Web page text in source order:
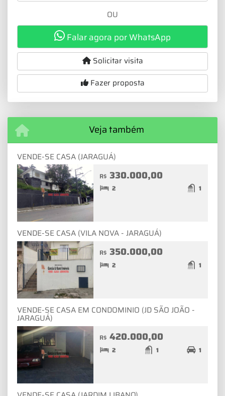
OU
Falar agora por WhatsApp
Solicitar visita
Fazer proposta
Veja também
VENDE-SE CASA (JARAGUÁ)
R$ 330.000,00
2 1
VENDE-SE CASA (VILA NOVA - JARAGUÁ)
R$ 350.000,00
2 1
VENDE-SE CASA EM CONDOMINIO (JD SÃO JOÃO -
JARAGUÁ)
R$ 420.000,00
2 1 1